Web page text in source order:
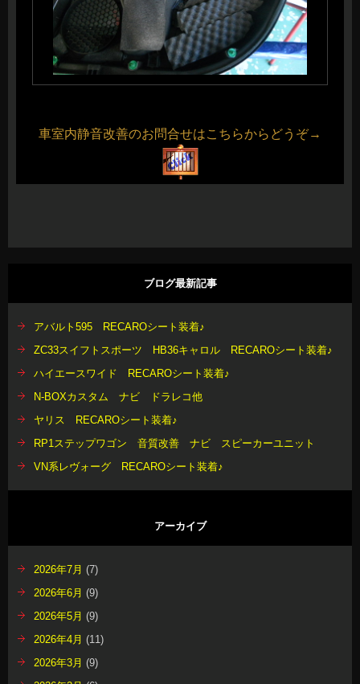
車室内静音改善のお問合せはこちらからどうぞ→
ブログ最新記事
アバルト595 RECAROシート装着♪
ZC33スイフトスポーツ HB36キャロル RECAROシート装着♪
ハイエースワイド RECAROシート装着♪
N-BOXカスタム ナビ ドラレコ他
ヤリス RECAROシート装着♪
RP1ステップワゴン 音質改善 ナビ スピーカーユニット
VN系レヴォーグ RECAROシート装着♪
アーカイブ
2026年7月 (7)
2026年6月 (9)
2026年5月 (9)
2026年4月 (11)
2026年3月 (9)